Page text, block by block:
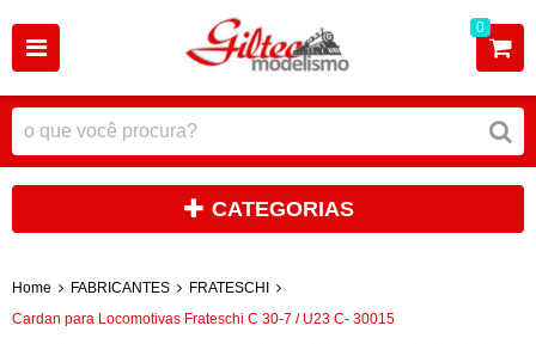
0
CATEGORIAS
Home FABRICANTES
FRATESCHI
Cardan para Locomotivas Frateschi C 30-7 / U23 C- 30015